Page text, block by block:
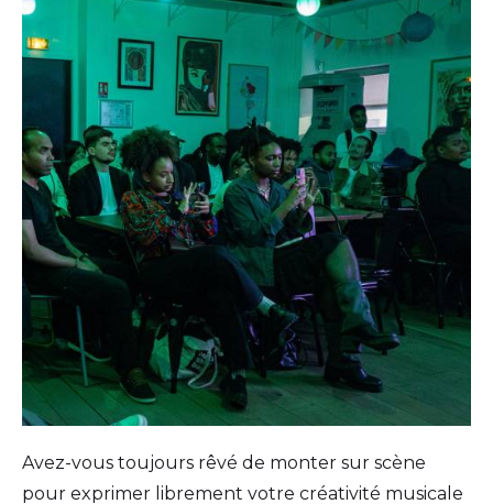
Avez-vous toujours rêvé de monter sur scène
pour exprimer librement votre créativité musicale